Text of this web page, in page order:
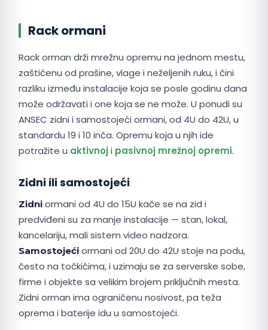
Rack ormani
Rack orman drži mrežnu opremu na jednom mestu,
zaštićenu od prašine, vlage i neželjenih ruku, i čini
razliku između instalacije koja se posle godinu dana
može održavati i one koja se ne može. U ponudi su
ANSEC zidni i samostojeći ormani, od 4U do 42U, u
standardu 19 i 10 inča. Opremu koja u njih ide
potražite u aktivnoji pasivnoj mrežnoj opremi.
Zidni ili samostojeći
Zidni ormani od 4U do 15U kače se na zid i
predviđeni su za manje instalacije — stan, lokal,
kancelariju, mali sistem video nadzora.
Samostojeći ormani od 20U do 42U stoje na podu,
često na točkićima, i uzimaju se za serverske sobe,
firme i objekte sa velikim brojem priključnih mesta.
Zidni orman ima ograničenu nosivost, pa teža
oprema i baterije idu u samostojeći.